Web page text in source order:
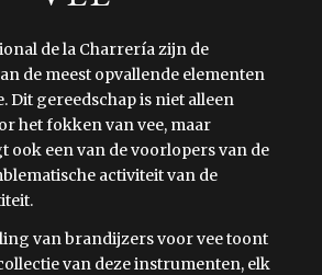
de la Charrería zijn de
de meest opvallende elementen
Dit gereedschap is niet alleen
het fokken van vee, maar
een van de voorlopers van de
activiteit van de
van brandijzers voor vee toont
van deze instrumenten, elk